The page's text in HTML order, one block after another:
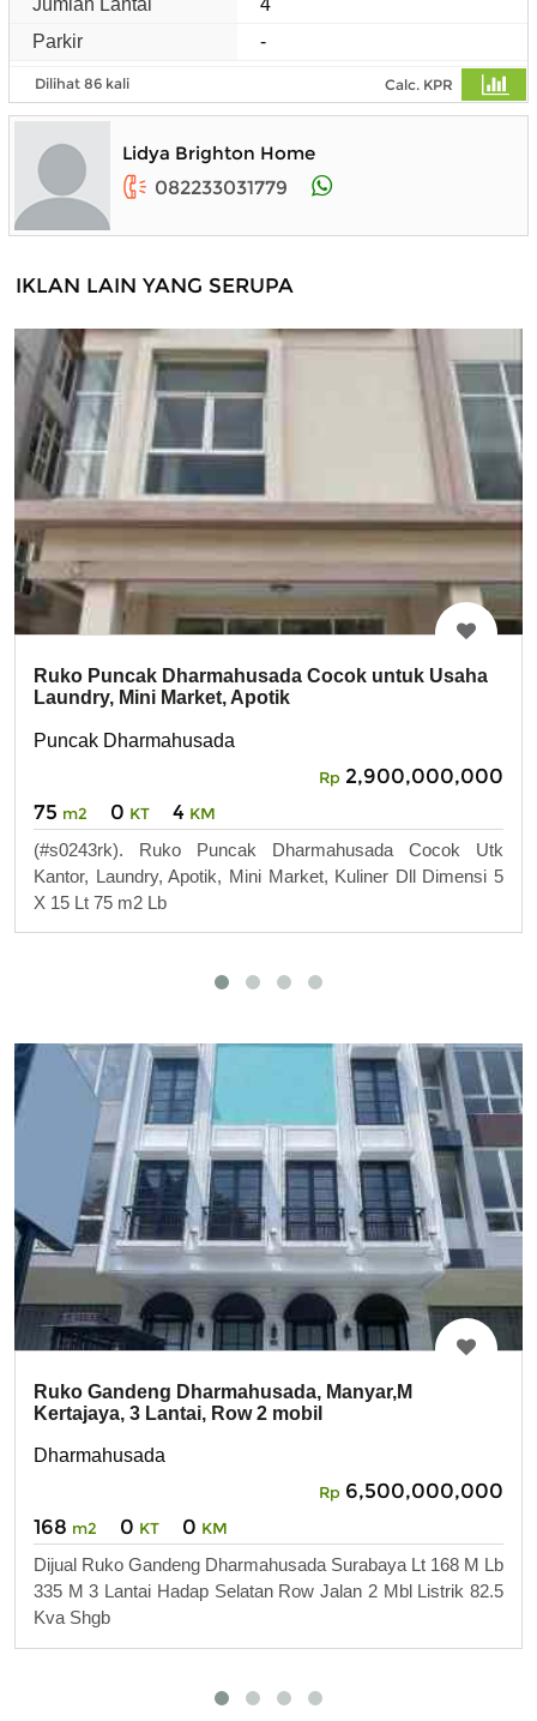
Parkir
-
Dilihat 86 kali Calc. KPR
Lidya Brighton Home
082233031779
IKLAN LAIN YANG SERUPA
Ruko Puncak Dharmahusada Cocok untuk Usaha
Laundry, Mini Market, Apotik
Puncak Dharmahusada
Rp 2,900,000,000
75 m2 0 KT 4 KM
(#s0243rk). Ruko Puncak Dharmahusada Cocok Utk
Kantor, Laundry, Apotik, Mini Market, Kuliner Dll Dimensi 5
X 15 Lt 75 m2 Lb
Ruko Gandeng Dharmahusada, Manyar,M
Kertajaya, 3 Lantai, Row 2 mobil
Dharmahusada
Rp 6,500,000,000
168 m2 0 KT 0 KM
Dijual Ruko Gandeng Dharmahusada Surabaya Lt 168 M Lb
335 M 3 Lantai Hadap Selatan Row Jalan 2 Mbl Listrik 82.5
Kva Shgb